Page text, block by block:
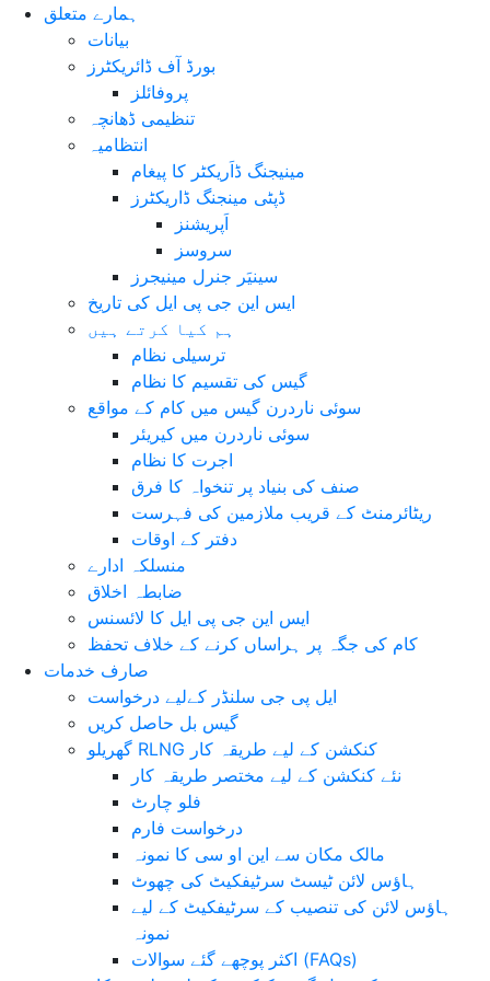
ہمارے متعلق
بیانات
بورڈ آف ڈائریکٹرز
پروفائلز
تنظیمی ڈھانچہ
انتظامیہ
مینیجنگ ڈاَریکٹر کا پیغام
ڈپٹی مینجنگ ڈاریکٹرز
اَپریشنز
سروسز
سینیَر جنرل مینیجرز
ایس این جی پی ایل کی تاریخ
ہم کیا کرتے ہیں
ترسیلی نظام
گیس کی تقسیم کا نظام
سوئی ناردرن گیس میں کام کے مواقع
سوئی ناردرن میں کیریئر
اجرت کا نظام
صنف کی بنیاد پر تنخواہ کا فرق
ریٹائرمنٹ کے قریب ملازمین کی فہرست
دفتر کے اوقات
منسلکہ ادارے
ضابطہ اخلاق
ایس این جی پی ایل کا لائسنس
کام کی جگہ پر ہراساں کرنے کے خلاف تحفظ
صارف خدمات
ایل پی جی سلنڈر کےلیے درخواست
گیس بل حاصل کریں
گھریلو RLNG کنکشن کے لیے طریقہ کار
نئے کنکشن کے لیے مختصر طریقہ کار
فلو چارٹ
درخواست فارم
مالک مکان سے این او سی کا نمونہ
ہاؤس لائن ٹیسٹ سرٹیفکیٹ کی چھوٹ
ہاؤس لائن کی تنصیب کے سرٹیفکیٹ کے لیے
نمونہ
اکثر پوچھے گئے سوالات (FAQs)